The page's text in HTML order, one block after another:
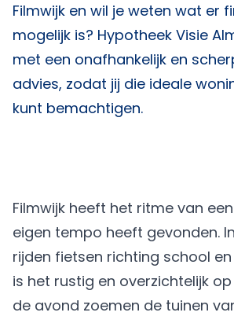
Filmwijk en wil je weten wat er
mogelijk is? Hypotheek Visie
met een onafhankelijk en
advies, zodat jij die ideale
kunt bemachtigen.
Filmwijk heeft het ritme van
eigen tempo heeft gevonden.
rijden fietsen richting school
is het rustig en overzichtelijk
de avond zoemen de tuinen